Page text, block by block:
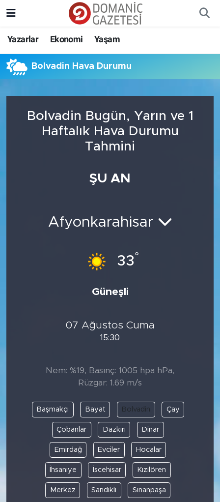
Yazarlar Ekonomi Yaşam
Bolvadin Hava Durumu
Bolvadin Bugün, Yarın ve 1
Haftalık Hava Durumu
Tahmini
ŞU AN
Afyonkarahisar
33°
Güneşli
07 Ağustos Cuma
15:30
Nem: %19, Basınç: 1005 hpa hPa,
Rüzgar: 1.69 m/s
Başmakçı Bayat Bolvadin Çay
Çobanlar Dazkırı Dinar
Emirdağ Evciler Hocalar
İhsaniye İscehisar Kızılören
Merkez Sandıklı Sinanpaşa